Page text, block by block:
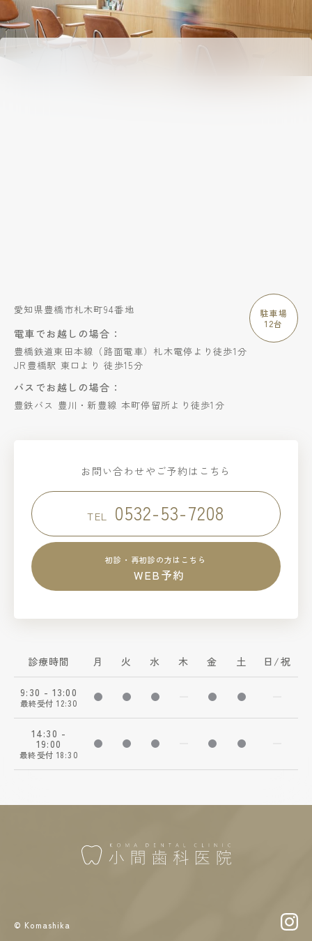
愛知県豊橋市札木町94番地
電車でお越しの場合：
豊橋鉄道東田本線（路面電車）札木電停より徒歩1分
JR豊橋駅 東口より 徒歩15分
バスでお越しの場合：
豊鉄バス 豊川・新豊線 本町停留所より徒歩1分
駐車場
12台
お問い合わせやご予約はこちら
TEL 0532-53-7208
初診・再初診の方はこちら
WEB予約
診療時間 月 火 水 木 金 土 日/祝
9:30 - 13:00
最終受付 12:30 診療時間 9:30-13:00
診療時間 9:30-13:00
診療時間 9:30-13:00
診療していません
診療時間 9:30-
14:30 -
19:00
最終受付 18:30
診療時間 14:30-19:00
診療時間 14:30-19:00
診療時間 14:30-19:00
診療していません
診療時間 14:30-
© Komashika